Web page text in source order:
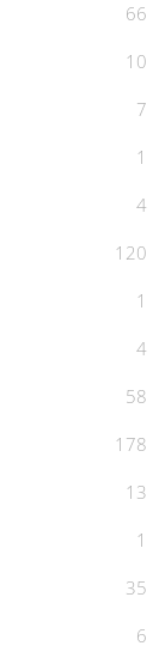
66
10
7
1
4
120
1
4
58
178
13
1
35
6